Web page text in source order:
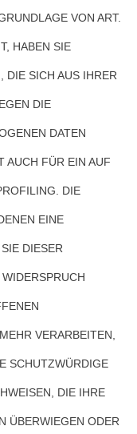
VON ART.
HABEN SIE
DIE SICH AUS IHRER
DIE
DATEN
AUCH FÜR EIN AUF
DIE
EINE
DIESER
VERARBEITEN,
SCHUTZWÜRDIGE
DIE IHRE
ÜBERWIEGEN ODER